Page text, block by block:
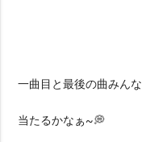
一曲目と最後の曲みん
当たるかなぁ~💭